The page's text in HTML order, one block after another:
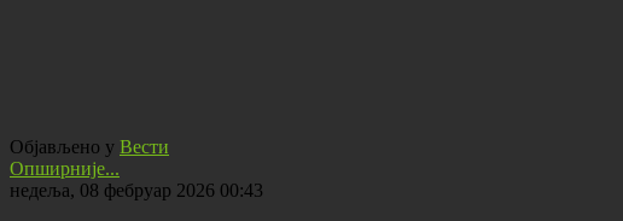
Објављено у Вести
Опширније...
недеља, 08 фебруар 2026 00:43